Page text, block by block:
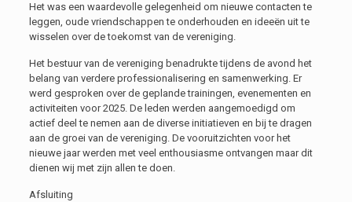
Het was een waardevolle gelegenheid om nieuwe contacten te
leggen, oude vriendschappen te onderhouden en ideeën uit te
wisselen over de toekomst van de vereniging.
Het bestuur van de vereniging benadrukte tijdens de avond het
belang van verdere professionalisering en samenwerking. Er
werd gesproken over de geplande trainingen, evenementen en
activiteiten voor 2025. De leden werden aangemoedigd om
actief deel te nemen aan de diverse initiatieven en bij te dragen
aan de groei van de vereniging. De vooruitzichten voor het
nieuwe jaar werden met veel enthousiasme ontvangen maar dit
dienen wij met zijn allen te doen.
Afsluiting